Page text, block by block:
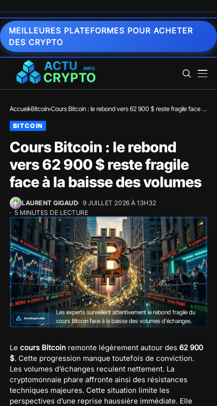
MEILLEURES PLATEFORMES POUR ACHETER
DES CRYPTO
Accueil Bitcoin Cours Bitcoin : le rebond vers 62 900 $ reste fragile face à
BITCOIN
Cours Bitcoin : le rebond
vers 62 900 $ reste fragile
face à la baisse des volumes
LAURENT GIGAUD
9 JUILLET 2026 À 13H32
5 MINUTES DE LECTURE
Les experts surveillent attentivement le rebond fragile du
cours Bitcoin face à la baisse des volumes d'échanges.
Le cours Bitcoin remonte légèrement autour des 62 900
$. Cette progression manque toutefois de conviction.
Les volumes d’échanges reculent nettement. La
cryptomonnaie phare affronte ainsi des résistances
techniques majeures. Cette situation limite les
perspectives d’une reprise haussière immédiate. Elle